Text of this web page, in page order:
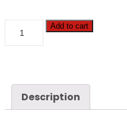
3
163hp
quantity
Add to cart
Description